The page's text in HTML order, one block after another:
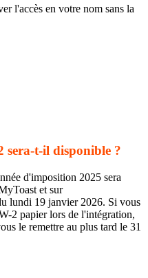
l'accès en votre nom sans la
t-il disponible ?
d'imposition 2025 sera
et sur
lundi 19 janvier 2026. Si vous
2 papier lors de l'intégration,
le remettre au plus tard le 31